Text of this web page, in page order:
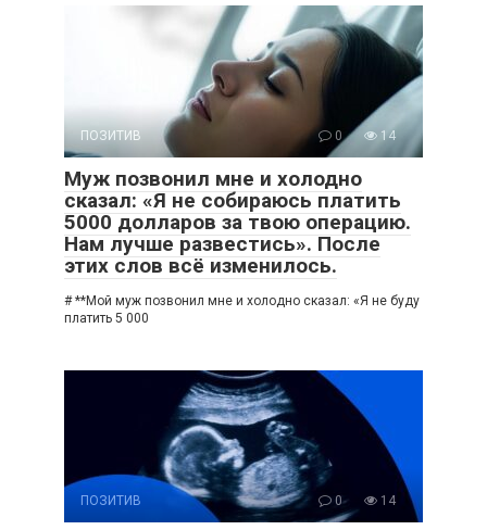
ПОЗИТИВ 0 14
Муж позвонил мне и холодно
сказал: «Я не собираюсь платить
5000 долларов за твою операцию.
Нам лучше развестись». После
этих слов всё изменилось.
# **Мой муж позвонил мне и холодно сказал: «Я не буду
платить 5 000
ПОЗИТИВ 0 14